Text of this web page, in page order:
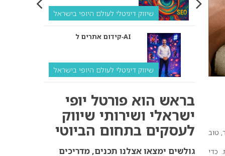
טוב
כדי
שיווק דיגיטלי לעולם היופי בישראל
קידום אתרים ל‑AI
שיווק דיגיטלי לעולם היופי בישראל
ולמה העסק שלך צריך
שיווק דיגיטלי לעסקים
קידום ל‑AI לעומת קידום
בראש הוא פורטל יופי
ישראלי ושירותי שיווק
לעסקים בתחום הביוטי
גולשים ימצאו אצלנו תכנים, מדריכים